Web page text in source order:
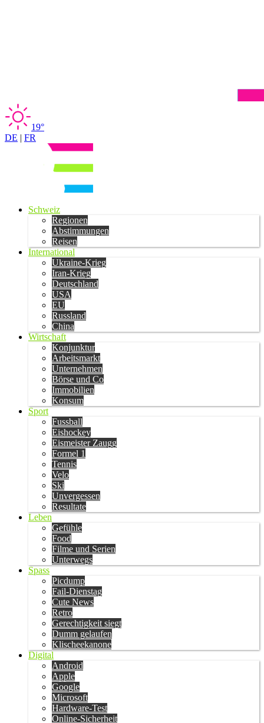
19°
DE | FR
Schweiz
Regionen
Abstimmungen
Reisen
International
Ukraine-Krieg
Iran-Krieg
Deutschland
USA
EU
Russland
China
Wirtschaft
Konjunktur
Arbeitsmarkt
Unternehmen
Börse und Co
Immobilien
Konsum
Sport
Fussball
Eishockey
Eismeister Zaugg
Formel 1
Tennis
Velo
Ski
Unvergessen
Resultate
Leben
Gefühle
Food
Filme und Serien
Unterwegs
Spass
Picdump
Fail-Dienstag
Cute News
Retro
Gerechtigkeit siegt
Dumm gelaufen
Klischeekanone
Digital
Android
Apple
Google
Microsoft
Hardware-Test
Online-Sicherheit